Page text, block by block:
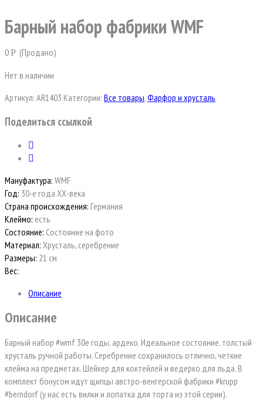
Барный набор фабрики WMF
0Р (Продано)
Нет в наличии
Артикул: AR1403 Категории: Все товары,Фарфор и хрусталь
Поделиться ссылкой
Мануфактура: WMF
Год: 30-е года ХХ-века
Страна происхождения: Германия
Клеймо: есть
Состояние: Состояние на фото
Материал: Хрусталь, серебрение
Размеры: 21 см
Вес:
Описание
Описание
Барный набор #wmf 30е годы, ардеко. Идеальное состояние, толстый
хрусталь ручной работы. Серебрение сохранилось отлично, четкие
клейма на предметах. Шейкер для коктейлей и ведерко для льда. В
комплект бонусом идут щипцы австро-венгерской фабрики #krupp
#berndorf (у нас есть вилки и лопатка для торта из этой серии).